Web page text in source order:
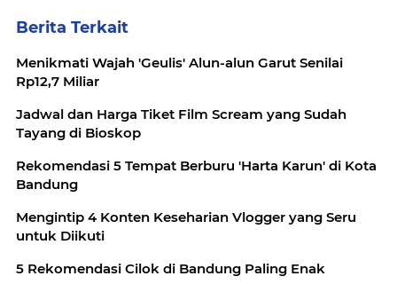
Berita Terkait
Menikmati Wajah 'Geulis' Alun-alun Garut Senilai
Rp12,7 Miliar
Jadwal dan Harga Tiket Film Scream yang Sudah
Tayang di Bioskop
Rekomendasi 5 Tempat Berburu 'Harta Karun' di Kota
Bandung
Mengintip 4 Konten Keseharian Vlogger yang Seru
untuk Diikuti
5 Rekomendasi Cilok di Bandung Paling Enak